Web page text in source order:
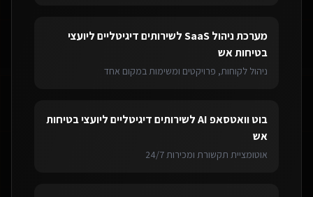
מערכת ניהול SaaS לשירותים דיגיטליים ליועצי
בטיחות אש
ניהול לקוחות, פרויקטים ומשימות במקום אחד
בוט וואטסאפ AI לשירותים דיגיטליים ליועצי בטיחות
אש
אוטומציית תקשורת ומכירות 24/7